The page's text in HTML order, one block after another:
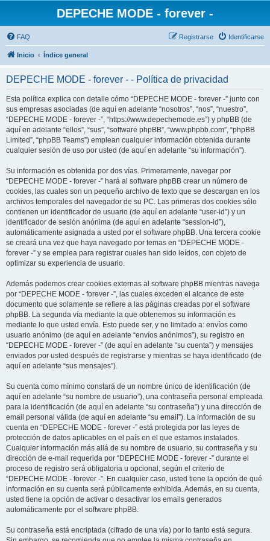
DEPECHE MODE - forever -
FAQ Identificarse
Registrarse
Inicio Índice general
DEPECHE MODE - forever - - Política de privacidad
Esta política explica con detalle cómo “DEPECHE MODE - forever -” junto con
sus empresas asociadas (de aquí en adelante “nosotros”, “nos”, “nuestro”,
“DEPECHE MODE - forever -”, “https://www.depechemode.es”) y phpBB (de
aquí en adelante “ellos”, “sus”, “software phpBB”, “www.phpbb.com”, “phpBB
Limited”, “phpBB Teams”) emplean cualquier información obtenida durante
cualquier sesión de uso por usted (de aquí en adelante “su información”).
Su información es obtenida por dos vías. Primeramente, navegar por
“DEPECHE MODE - forever -” hará al software phpBB crear un número de
cookies, las cuales son un pequeño archivo de texto que se descargan en los
archivos temporales del navegador de su PC. Las primeras dos cookies sólo
contienen un identificador de usuario (de aquí en adelante “user-id”) y un
identificador de sesión anónima (de aquí en adelante “session-id”),
automáticamente asignada a usted por el software phpBB. Una tercera cookie
se creará una vez que haya navegado por temas en “DEPECHE MODE -
forever -” y se emplea para registrar cuales han sido leídos, con objeto de
optimizar su experiencia de usuario.
Además podemos crear cookies externas al software phpBB mientras navega
por “DEPECHE MODE - forever -”, las cuales exceden el alcance de este
documento que solamente se refiere a las páginas creadas por el software
phpBB. La segunda vía mediante la que obtenemos su información es
mediante lo que usted envía. Esto puede ser, y no limitado a: envíos como
usuario anónimo (de aquí en adelante “envíos anónimos”), su registro en
“DEPECHE MODE - forever -” (de aquí en adelante “su cuenta”) y mensajes
enviados por usted después de registrarse y mientras se haya identificado (de
aquí en adelante “sus mensajes”).
Su cuenta como mínimo constará de un nombre único de identificación (de
aquí en adelante “su nombre de usuario”), una contraseña personal empleada
para la identificación (de aquí en adelante “su contraseña”) y una dirección de
email personal válida (de aquí en adelante “su email”). La información de su
cuenta en “DEPECHE MODE - forever -” está protegida por las leyes de
protección de datos aplicables en el país en el que estamos instalados.
Cualquier información más allá de su nombre de usuario, su contraseña y su
dirección de e-mail requerida por “DEPECHE MODE - forever -” durante el
proceso de registro será obligatoria u opcional, según el criterio de
“DEPECHE MODE - forever -”. En cualquier caso, usted tiene la opción de qué
información en su cuenta será públicamente exhibida. Además, en su cuenta,
usted tiene la opción de activar o desactivar los emails generados
automáticamente por el software phpBB.
Su contraseña está encriptada (cifrado de una vía) por lo tanto está segura.